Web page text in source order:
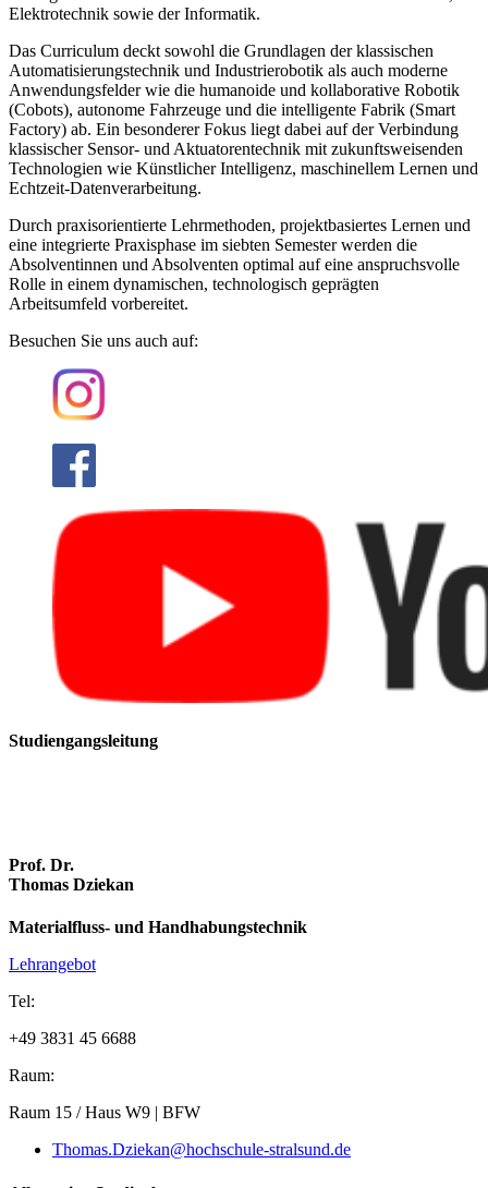
Elektrotechnik sowie der Informatik.
Das Curriculum deckt sowohl die Grundlagen der klassischen
Automatisierungstechnik und Industrierobotik als auch moderne
Anwendungsfelder wie die humanoide und kollaborative Robotik
(Cobots), autonome Fahrzeuge und die intelligente Fabrik (Smart
Factory) ab. Ein besonderer Fokus liegt dabei auf der Verbindung
klassischer Sensor- und Aktuatorentechnik mit zukunftsweisenden
Technologien wie Künstlicher Intelligenz, maschinellem Lernen und
Echtzeit-Datenverarbeitung.
Durch praxisorientierte Lehrmethoden, projektbasiertes Lernen und
eine integrierte Praxisphase im siebten Semester werden die
Absolventinnen und Absolventen optimal auf eine anspruchsvolle
Rolle in einem dynamischen, technologisch geprägten
Arbeitsumfeld vorbereitet.
Besuchen Sie uns auch auf:
Stu­di­en­gangs­lei­tung
Prof. Dr.
Thomas Dziekan
Materialfluss- und Handhabungstechnik
Lehrangebot
Tel:
+49 3831 45 6688
Raum:
Raum 15 / Haus W9 | BFW
Thomas.Dziekan@hochschule-stralsund.de